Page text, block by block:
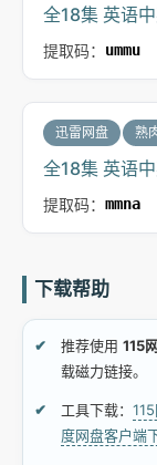
全18集 英语
提取码： ummu
迅雷网盘 熟
全18集 英语
提取码： mmna
下载帮助
推荐使用 115
载磁力链接。
工具下载：
度网盘客户端